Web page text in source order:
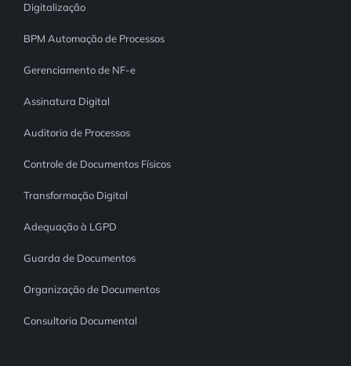
Digitalização
BPM Automação de Processos
Gerenciamento de NF-e
Assinatura Digital
Auditoria de Processos
Controle de Documentos Físicos
Transformação Digital
Adequação à LGPD
Guarda de Documentos
Organização de Documentos
Consultoria Documental